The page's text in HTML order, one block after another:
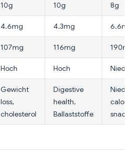
10g 10g 8g
4.6mg 4.3mg 6.6mg
107mg 116mg 190mg
Hoch Hoch Niedrig
Gewicht
loss,
cholesterol
Digestive
health,
Ballaststoffe
Niedrig-
calorie